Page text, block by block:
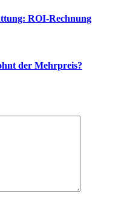
ROI-Rechnung
der Mehrpreis?